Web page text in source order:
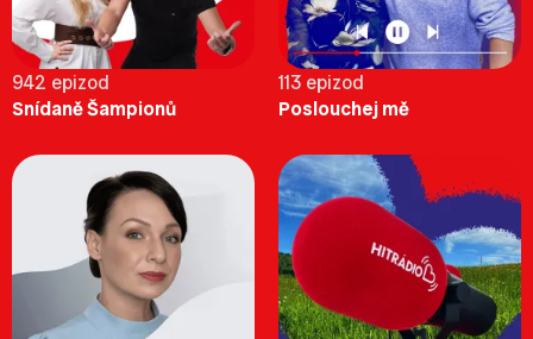
942 epizod
Snídaně Šampionů
113 epizod
Poslouchej mě